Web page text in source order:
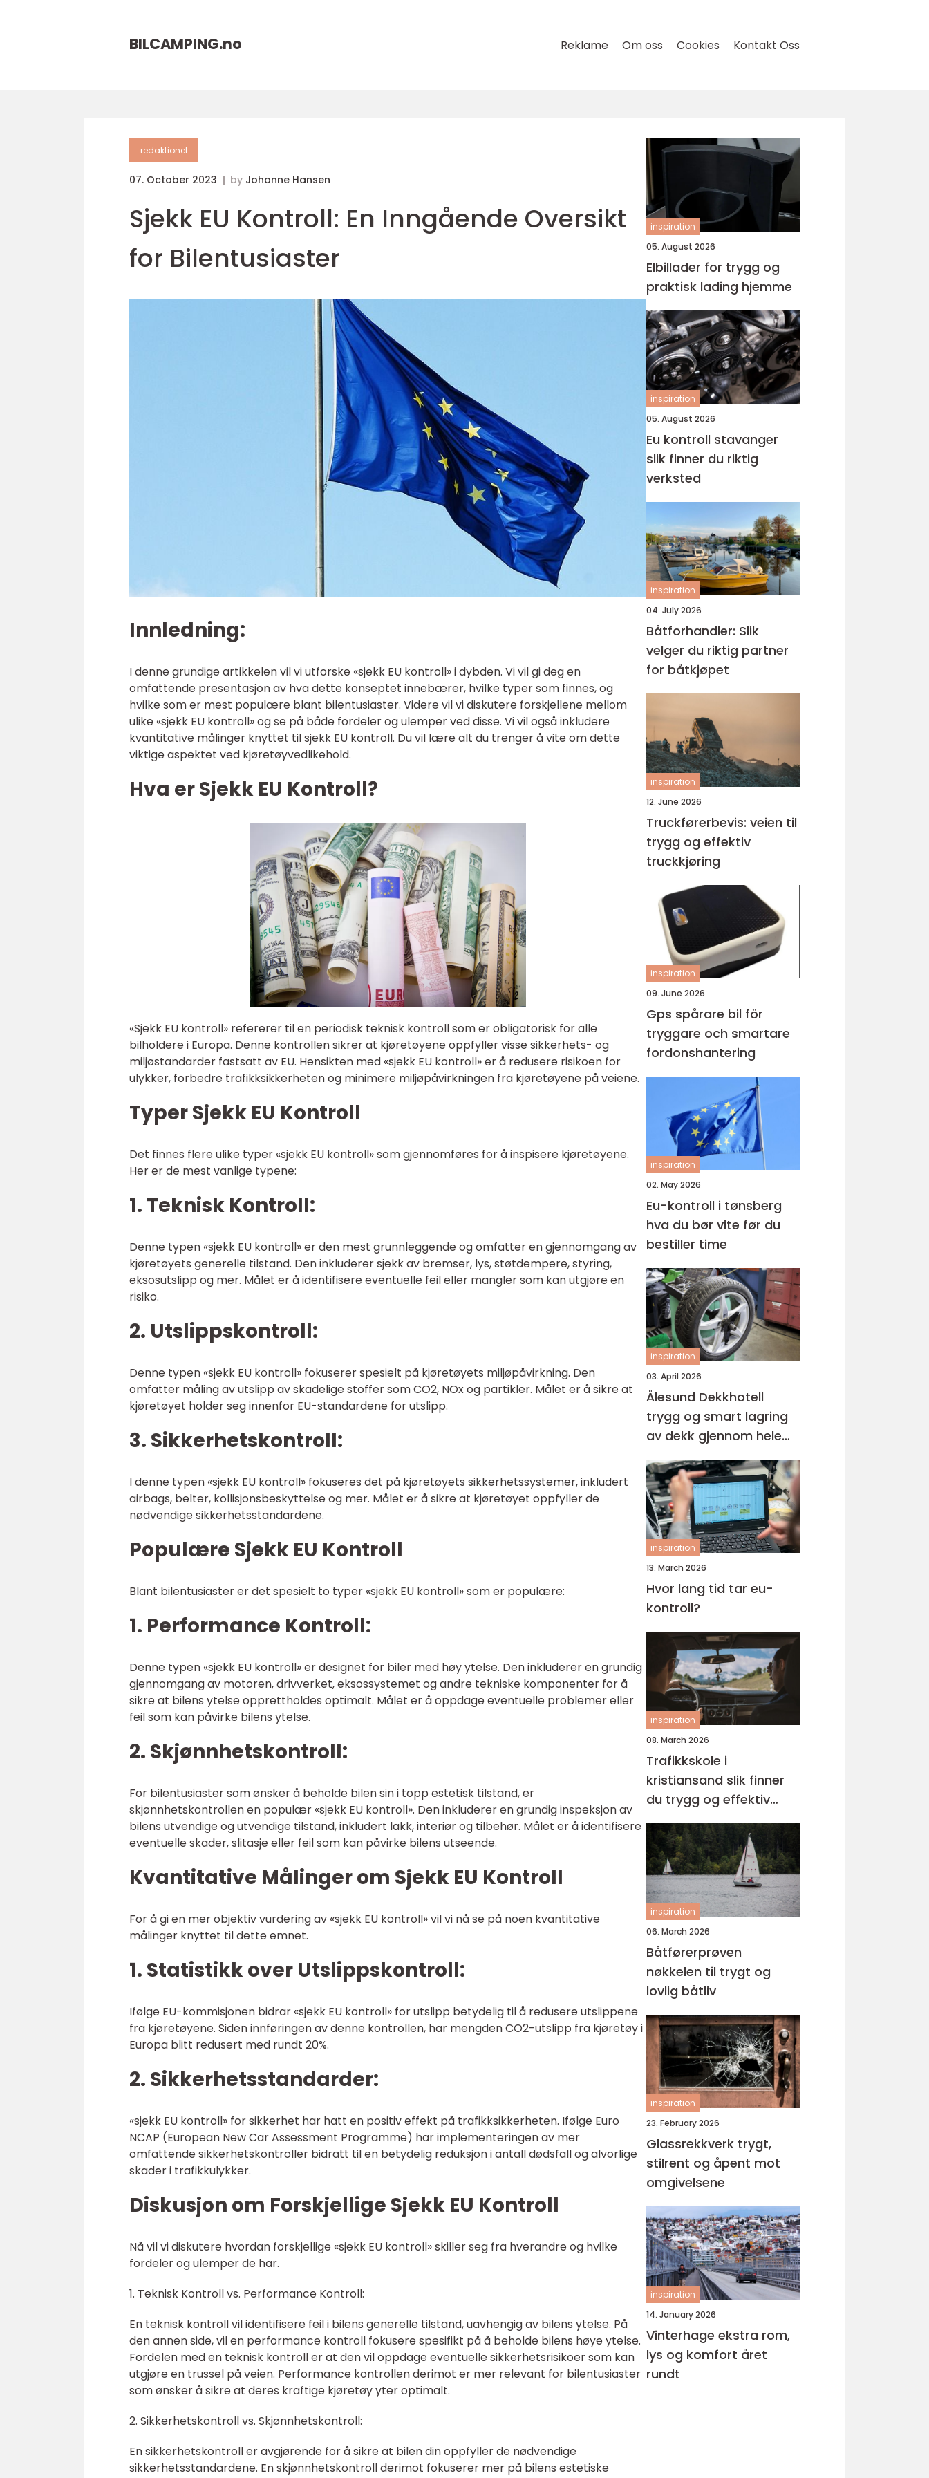
BILCAMPING.no Reklame Om oss Cookies Kontakt Oss
redaktionel
07. October 2023 by Johanne Hansen
Sjekk EU Kontroll: En Inngående Oversikt
for Bilentusiaster
Innledning:
I denne grundige artikkelen vil vi utforske «sjekk EU kontroll» i dybden. Vi vil gi deg en
omfattende presentasjon av hva dette konseptet innebærer, hvilke typer som finnes, og
hvilke som er mest populære blant bilentusiaster. Videre vil vi diskutere forskjellene mellom
ulike «sjekk EU kontroll» og se på både fordeler og ulemper ved disse. Vi vil også inkludere
kvantitative målinger knyttet til sjekk EU kontroll. Du vil lære alt du trenger å vite om dette
viktige aspektet ved kjøretøyvedlikehold.
Hva er Sjekk EU Kontroll?
«Sjekk EU kontroll» refererer til en periodisk teknisk kontroll som er obligatorisk for alle
bilholdere i Europa. Denne kontrollen sikrer at kjøretøyene oppfyller visse sikkerhets- og
miljøstandarder fastsatt av EU. Hensikten med «sjekk EU kontroll» er å redusere risikoen for
ulykker, forbedre trafikksikkerheten og minimere miljøpåvirkningen fra kjøretøyene på veiene.
Typer Sjekk EU Kontroll
Det finnes flere ulike typer «sjekk EU kontroll» som gjennomføres for å inspisere kjøretøyene.
Her er de mest vanlige typene:
1. Teknisk Kontroll:
Denne typen «sjekk EU kontroll» er den mest grunnleggende og omfatter en gjennomgang av
kjøretøyets generelle tilstand. Den inkluderer sjekk av bremser, lys, støtdempere, styring,
eksosutslipp og mer. Målet er å identifisere eventuelle feil eller mangler som kan utgjøre en
risiko.
2. Utslippskontroll:
Denne typen «sjekk EU kontroll» fokuserer spesielt på kjøretøyets miljøpåvirkning. Den
omfatter måling av utslipp av skadelige stoffer som CO2, NOx og partikler. Målet er å sikre at
kjøretøyet holder seg innenfor EU-standardene for utslipp.
3. Sikkerhetskontroll:
I denne typen «sjekk EU kontroll» fokuseres det på kjøretøyets sikkerhetssystemer, inkludert
airbags, belter, kollisjonsbeskyttelse og mer. Målet er å sikre at kjøretøyet oppfyller de
nødvendige sikkerhetsstandardene.
Populære Sjekk EU Kontroll
Blant bilentusiaster er det spesielt to typer «sjekk EU kontroll» som er populære:
1. Performance Kontroll:
Denne typen «sjekk EU kontroll» er designet for biler med høy ytelse. Den inkluderer en grundig
gjennomgang av motoren, drivverket, eksossystemet og andre tekniske komponenter for å
sikre at bilens ytelse opprettholdes optimalt. Målet er å oppdage eventuelle problemer eller
feil som kan påvirke bilens ytelse.
2. Skjønnhetskontroll:
For bilentusiaster som ønsker å beholde bilen sin i topp estetisk tilstand, er
skjønnhetskontrollen en populær «sjekk EU kontroll». Den inkluderer en grundig inspeksjon av
bilens utvendige og utvendige tilstand, inkludert lakk, interiør og tilbehør. Målet er å identifisere
eventuelle skader, slitasje eller feil som kan påvirke bilens utseende.
Kvantitative Målinger om Sjekk EU Kontroll
For å gi en mer objektiv vurdering av «sjekk EU kontroll» vil vi nå se på noen kvantitative
målinger knyttet til dette emnet.
1. Statistikk over Utslippskontroll:
Ifølge EU-kommisjonen bidrar «sjekk EU kontroll» for utslipp betydelig til å redusere utslippene
fra kjøretøyene. Siden innføringen av denne kontrollen, har mengden CO2-utslipp fra kjøretøy i
Europa blitt redusert med rundt 20%.
2. Sikkerhetsstandarder:
«sjekk EU kontroll» for sikkerhet har hatt en positiv effekt på trafikksikkerheten. Ifølge Euro
NCAP (European New Car Assessment Programme) har implementeringen av mer
omfattende sikkerhetskontroller bidratt til en betydelig reduksjon i antall dødsfall og alvorlige
skader i trafikkulykker.
Diskusjon om Forskjellige Sjekk EU Kontroll
Nå vil vi diskutere hvordan forskjellige «sjekk EU kontroll» skiller seg fra hverandre og hvilke
fordeler og ulemper de har.
1. Teknisk Kontroll vs. Performance Kontroll:
En teknisk kontroll vil identifisere feil i bilens generelle tilstand, uavhengig av bilens ytelse. På
den annen side, vil en performance kontroll fokusere spesifikt på å beholde bilens høye ytelse.
Fordelen med en teknisk kontroll er at den vil oppdage eventuelle sikkerhetsrisikoer som kan
utgjøre en trussel på veien. Performance kontrollen derimot er mer relevant for bilentusiaster
som ønsker å sikre at deres kraftige kjøretøy yter optimalt.
2. Sikkerhetskontroll vs. Skjønnhetskontroll:
En sikkerhetskontroll er avgjørende for å sikre at bilen din oppfyller de nødvendige
sikkerhetsstandardene. En skjønnhetskontroll derimot fokuserer mer på bilens estetiske
inspiration
05. August 2026
Elbillader for trygg og
praktisk lading hjemme
inspiration
05. August 2026
Eu kontroll stavanger
slik finner du riktig
verksted
inspiration
04. July 2026
Båtforhandler: Slik
velger du riktig partner
for båtkjøpet
inspiration
12. June 2026
Truckførerbevis: veien til
trygg og effektiv
truckkjøring
inspiration
09. June 2026
Gps spårare bil för
tryggare och smartare
fordonshantering
inspiration
02. May 2026
Eu-kontroll i tønsberg
hva du bør vite før du
bestiller time
inspiration
03. April 2026
Ålesund Dekkhotell
trygg og smart lagring
av dekk gjennom hele
året
inspiration
13. March 2026
Hvor lang tid tar eu-
kontroll?
inspiration
08. March 2026
Trafikkskole i
kristiansand slik finner
du trygg og effektiv
opplæring
inspiration
06. March 2026
Båtførerprøven
nøkkelen til trygt og
lovlig båtliv
inspiration
23. February 2026
Glassrekkverk trygt,
stilrent og åpent mot
omgivelsene
inspiration
14. January 2026
Vinterhage ekstra rom,
lys og komfort året
rundt